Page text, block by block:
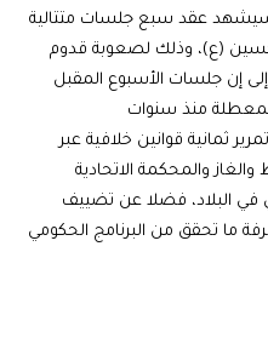
سيشهد عقد سبع جلسات متتالية
(ع)، وذلك لصعوبة قدوم
إن جلسات الأسبوع المقبل
المعطلة منذ سنوات
ثمانية قوانين خلافية عبر
والمحكمة الاتحادية
في البلاد، فضلا عن تضييف
ما تحقق من البرنامج الحكومي